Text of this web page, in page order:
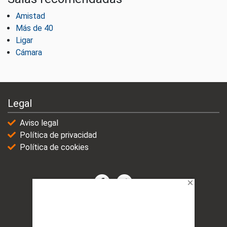
Amistad
Más de 40
Ligar
Cámara
Legal
Aviso legal
Política de privacidad
Política de cookies